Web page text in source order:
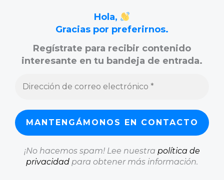
Hola,
Gracias por preferirnos.
Regístrate para recibir contenido
interesante en tu bandeja de entrada.
¡No hacemos spam! Lee nuestra política de
privacidad para obtener más información.